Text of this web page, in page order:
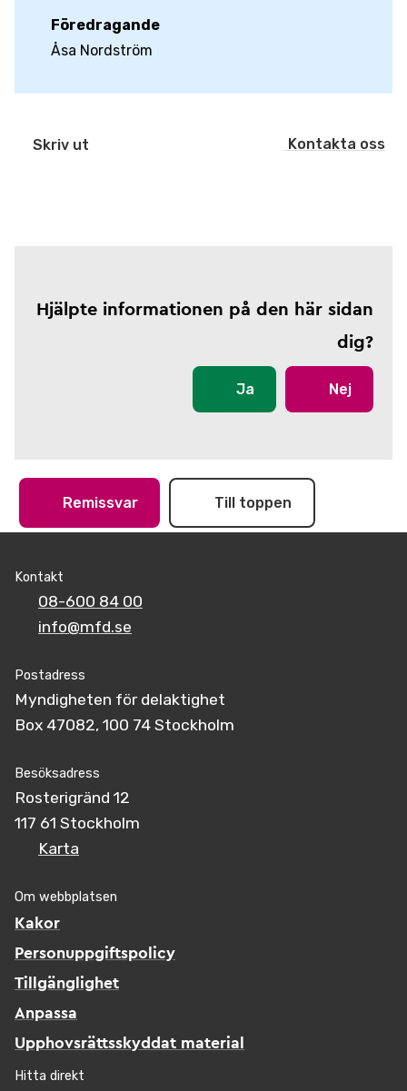
Föredragande
Åsa Nordström
Skriv ut Kontakta oss
Hjälpte informationen på den här sidan
dig?
Ja Nej
Remissvar Till toppen
Kontakt
08-600 84 00
info@mfd.se
Postadress
Myndigheten för delaktighet
Box 47082, 100 74 Stockholm
Besöksadress
Rosterigränd 12
117 61 Stockholm
Karta
Om webbplatsen
Kakor
Personuppgiftspolicy
Tillgänglighet
Anpassa
Upphovsrättsskyddat material
Hitta direkt